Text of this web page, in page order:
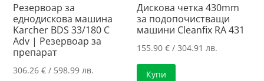
Резервоар за
еднодискова машина
Karcher BDS 33/180 C
Adv | Резервоар за
препарат
306.26€ / 598.99 лв.
Дискова четка 430mm
за подопочистващи
машини Cleanfix RA 431
155.90€ / 304.91 лв.
Купи